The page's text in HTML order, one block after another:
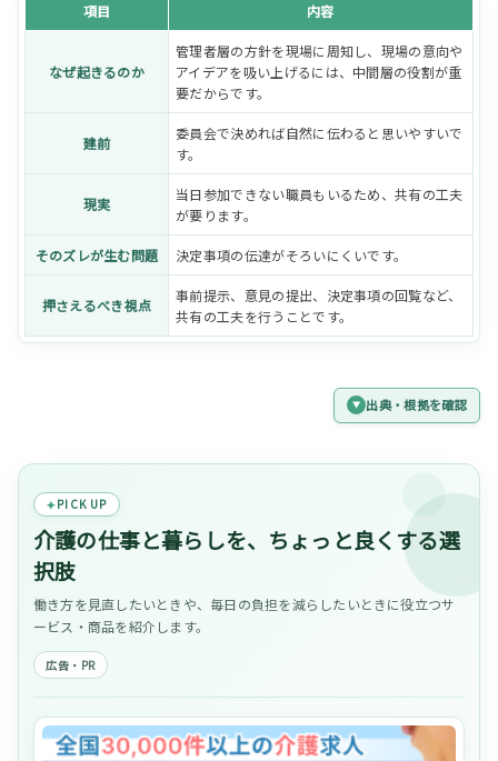
項目 内容
なぜ起きるのか
管理者層の方針を現場に周知し、現場の意向や
アイデアを吸い上げるには、中間層の役割が重
要だからです。
建前
委員会で決めれば自然に伝わると思いやすいで
す。
現実
当日参加できない職員もいるため、共有の工夫
が要ります。
そのズレが生む問題 決定事項の伝達がそろいにくいです。
押さえるべき視点
事前提示、意見の提出、決定事項の回覧など、
共有の工夫を行うことです。
出典・根拠を確認
PICK UP
介護の仕事と暮らしを、ちょっと良くする選
択肢
働き方を見直したいときや、毎日の負担を減らしたいときに役立つサ
ービス・商品を紹介します。
広告・PR